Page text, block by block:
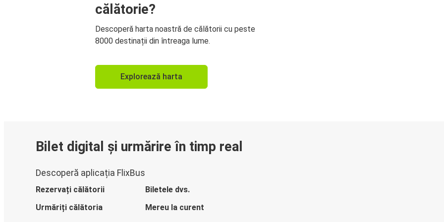
călătorie?
Descoperă harta noastră de călătorii cu peste
8000 destinații din întreaga lume.
Explorează harta
Bilet digital și urmărire în timp real
Descoperă aplicația FlixBus
Rezervați călătorii
Biletele dvs.
Urmăriți călătoria
Mereu la curent